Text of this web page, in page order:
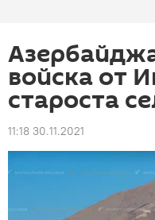
войска от
староста
11:18 30.11.2021